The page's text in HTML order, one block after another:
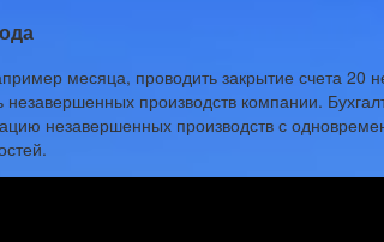
месяца, проводить закрытие счета 20
незавершенных производств компании.
незавершенных производств с